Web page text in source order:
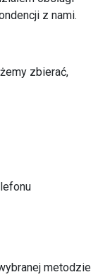
z nami.
zbierać,
metodzie